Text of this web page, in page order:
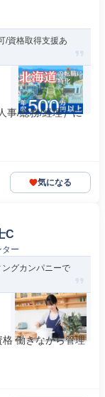
/資格取得支援あ
事/総務/経理）に
気になる
C
ー
グカンパニーで
働きながら管理